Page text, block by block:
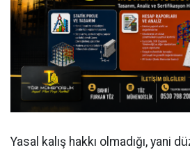
Yasal kalış hakkı olmadığı, yani